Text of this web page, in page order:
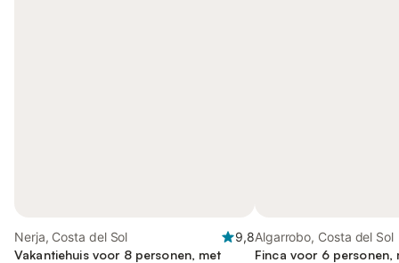
Nerja, Costa del Sol
9,8
Vakantiehuis voor 8 personen, met
Algarrobo, Costa del Sol
Finca voor 6 personen,